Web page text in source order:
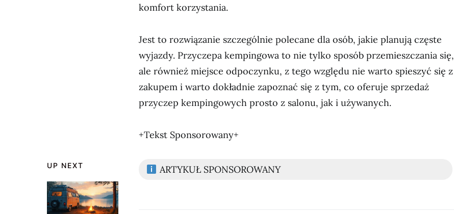
UP NEXT
komfort korzystania.
Jest to rozwiązanie szczególnie polecane dla osób, jakie planują częste
wyjazdy. Przyczepa kempingowa to nie tylko sposób przemieszczania się,
ale również miejsce odpoczynku, z tego względu nie warto spieszyć się z
zakupem i warto dokładnie zapoznać się z tym, co oferuje sprzedaż
przyczep kempingowych prosto z salonu, jak i używanych.
+Tekst Sponsorowany+
ARTYKUŁ SPONSOROWANY